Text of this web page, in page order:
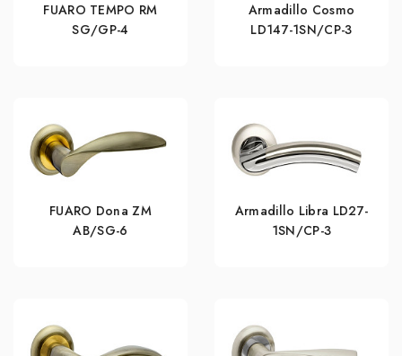
FUARO TEMPO RM
SG/GP-4
Armadillo Cosmo
LD147-1SN/CP-3
FUARO Dona ZM
AB/SG-6
Armadillo Libra LD27-
1SN/CP-3